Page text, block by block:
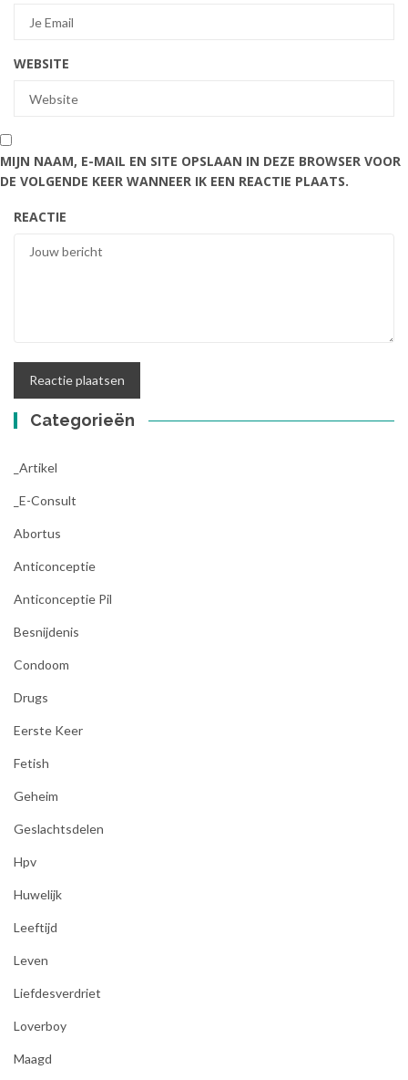
WEBSITE
MIJN NAAM, E-MAIL EN SITE OPSLAAN IN DEZE BROWSER VOOR
DE VOLGENDE KEER WANNEER IK EEN REACTIE PLAATS.
REACTIE
Categorieën
_Artikel
_E-Consult
Abortus
Anticonceptie
Anticonceptie Pil
Besnijdenis
Condoom
Drugs
Eerste Keer
Fetish
Geheim
Geslachtsdelen
Hpv
Huwelijk
Leeftijd
Leven
Liefdesverdriet
Loverboy
Maagd